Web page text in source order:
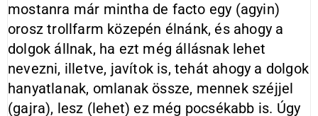
mostanra már mintha de facto egy (agyin)
orosz trollfarm közepén élnánk, és ahogy a
dolgok állnak, ha ezt még állásnak lehet
nevezni, illetve, javítok is, tehát ahogy a dolgok
hanyatlanak, omlanak össze, mennek széjjel
(gajra), lesz (lehet) ez még pocsékabb is. Úgy